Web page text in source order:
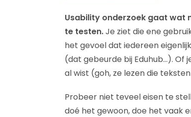
Usability onderzoek gaat wat
te testen.Je ziet die ene
het gevoel dat iedereen
(dat gebeurde bij Eduhub…). Of
al wist (goh, ze lezen die
Probeer niet teveel eisen te
doé het gewoon, doe het vaak